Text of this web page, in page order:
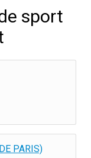
sport
PARIS)